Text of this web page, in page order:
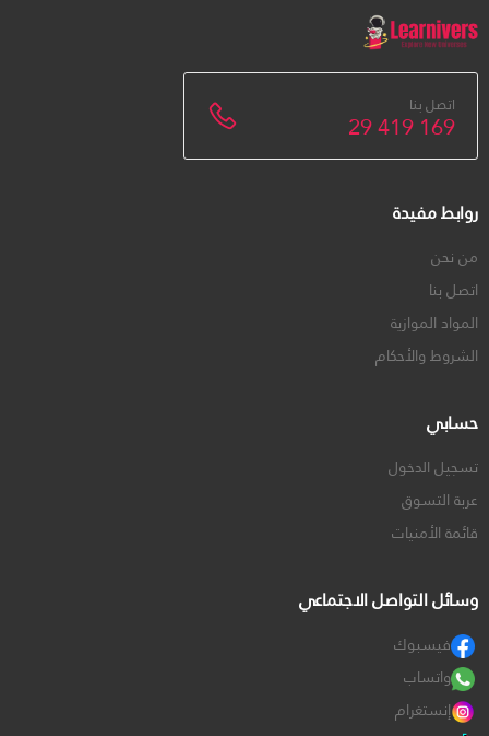
اتصل بنا
29 419 169
روابط مفيدة
من نحن
اتصل بنا
المواد الموازية
الشروط والأحكام
حسابي
تسجيل الدخول
عربة التسوق
قائمة الأمنيات
وسائل التواصل الاجتماعي
فيسبوك
واتساب
إنستغرام